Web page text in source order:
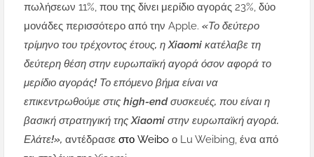
πωλήσεων 11%, που της δίνει μερίδιο αγοράς 23%, δύο
μονάδες περισσότερο από την Apple. «Το δεύτερο
τρίμηνο του τρέχοντος έτους, η Xiaomi κατέλαβε τη
δεύτερη θέση στην ευρωπαϊκή αγορά όσον αφορά το
μερίδιο αγοράς! Το επόμενο βήμα είναι να
επικεντρωθούμε στις high-end συσκευές, που είναι η
βασική στρατηγική της Xiaomi στην ευρωπαϊκή αγορά.
Ελάτε!», αντέδρασε στο Weibo ο Lu Weibing, ένα από